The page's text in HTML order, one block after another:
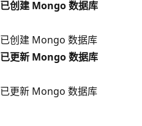
已创建 Mongo 数据库
已创建 Mongo 数据库
已更新 Mongo 数据库
已更新 Mongo 数据库